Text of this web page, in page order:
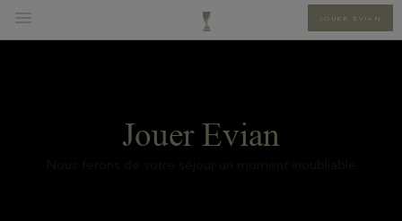
JOUER EVIAN
Jouer Evian